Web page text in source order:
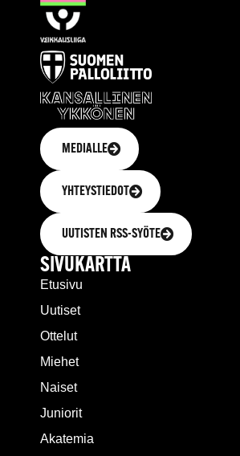
MEDIALLE
YHTEYSTIEDOT
UUTISTEN RSS-SYÖTE
SIVUKARTTA
Etusivu
Uutiset
Ottelut
Miehet
Naiset
Juniorit
Akatemia